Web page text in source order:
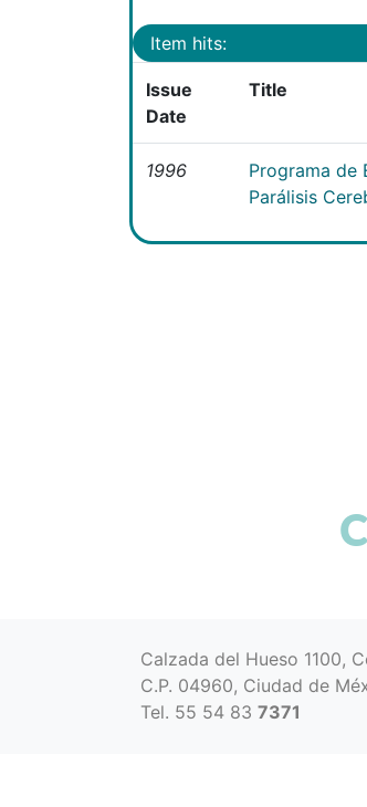
Item hits:
Issue
Date
Title
1996
Programa de
Parálisis
Calzada del Hueso 1100,
C.P. 04960, Ciudad de
Tel. 55 54 83 7371